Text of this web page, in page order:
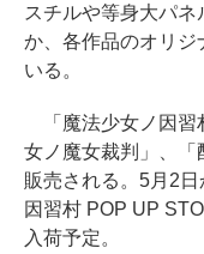
スチルや等身大パ
か、各作品のオリジ
いる。
「魔法少女ノ因習
女ノ魔女裁判」、「
販売される。5月2
因習村 POP UP
入荷予定。